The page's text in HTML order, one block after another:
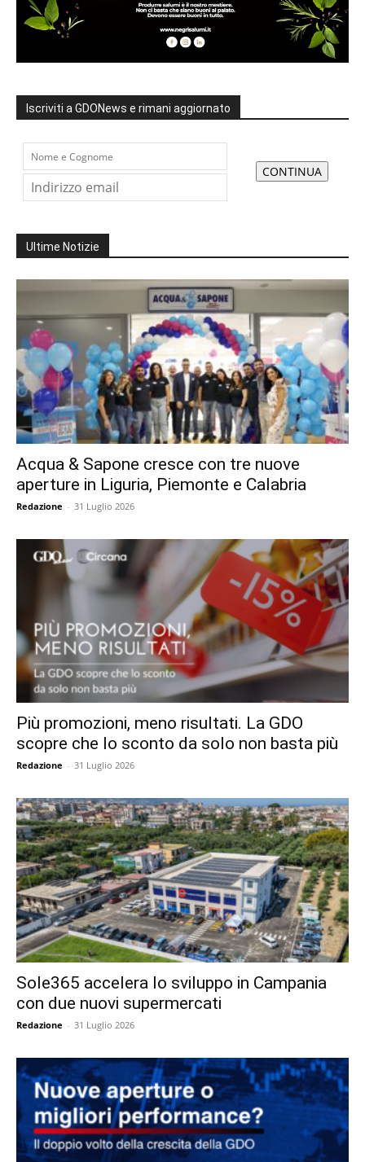
Iscriviti a GDONews e rimani aggiornato
Ultime Notizie
Acqua & Sapone cresce con tre nuove
aperture in Liguria, Piemonte e Calabria
Redazione - 31 Luglio 2026
Più promozioni, meno risultati. La GDO
scopre che lo sconto da solo non basta più
Redazione - 31 Luglio 2026
Sole365 accelera lo sviluppo in Campania
con due nuovi supermercati
Redazione - 31 Luglio 2026